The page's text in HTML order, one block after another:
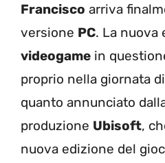
Francisco arriva
versione PC. La nuova
videogame in
proprio nella giornata
quanto annunciato
produzione Ubisoft,
nuova edizione del